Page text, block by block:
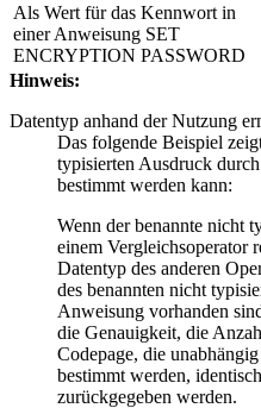
Als Wert für das Kennwort in
einer Anweisung SET
ENCRYPTION PASSWORD
Hinweis:
Datentyp anhand der Nutzung
Das folgende Beispiel
typisierten Ausdruck
bestimmt werden kann:
Wenn der benannte nicht
einem Vergleichsoperator
Datentyp des anderen
des benannten nicht
Anweisung vorhanden
die Genauigkeit, die
Codepage, die
bestimmt werden,
zurückgegeben werden.